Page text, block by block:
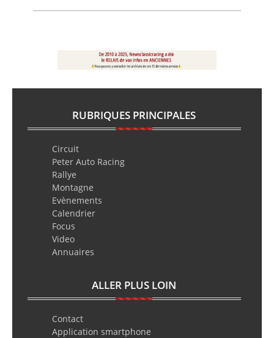
RUBRIQUES PRINCIPALES
Circuit
Peter Auto Racing
Rallye
Montagne
Evènements
Calendrier
Focus
Video
Annuaires
ALLER PLUS LOIN
Contact
Application smartphone